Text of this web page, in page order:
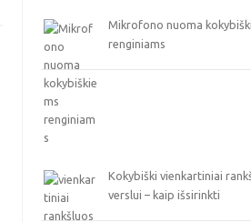
Mikrofono nuoma
renginiams
Kokybiški vienkartiniai
verslui – kaip išsirinkti